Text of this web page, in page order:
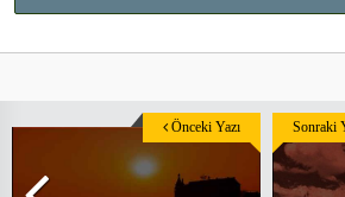
Önceki Yazı Sonraki